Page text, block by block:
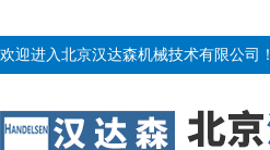
欢迎进入北京汉达森机械技术有限公司！